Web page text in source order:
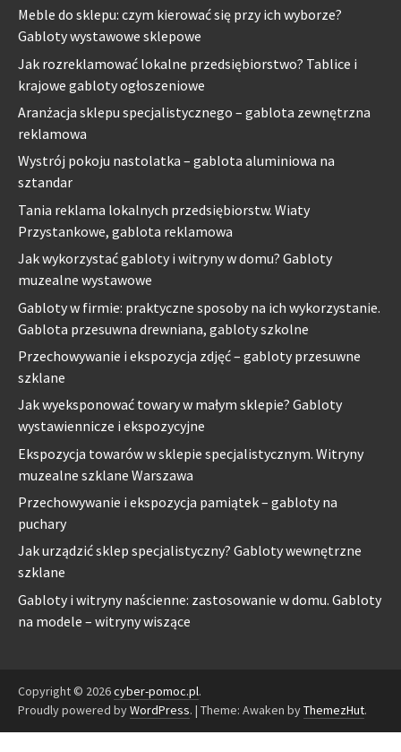
Meble do sklepu: czym kierować się przy ich wyborze?
Gabloty wystawowe sklepowe
Jak rozreklamować lokalne przedsiębiorstwo? Tablice i
krajowe gabloty ogłoszeniowe
Aranżacja sklepu specjalistycznego – gablota zewnętrzna
reklamowa
Wystrój pokoju nastolatka – gablota aluminiowa na
sztandar
Tania reklama lokalnych przedsiębiorstw. Wiaty
Przystankowe, gablota reklamowa
Jak wykorzystać gabloty i witryny w domu? Gabloty
muzealne wystawowe
Gabloty w firmie: praktyczne sposoby na ich wykorzystanie.
Gablota przesuwna drewniana, gabloty szkolne
Przechowywanie i ekspozycja zdjęć – gabloty przesuwne
szklane
Jak wyeksponować towary w małym sklepie? Gabloty
wystawiennicze i ekspozycyjne
Ekspozycja towarów w sklepie specjalistycznym. Witryny
muzealne szklane Warszawa
Przechowywanie i ekspozycja pamiątek – gabloty na
puchary
Jak urządzić sklep specjalistyczny? Gabloty wewnętrzne
szklane
Gabloty i witryny naścienne: zastosowanie w domu. Gabloty
na modele – witryny wiszące
Copyright © 2026cyber-pomoc.pl.
Proudly powered byWordPress. | Theme: Awaken byThemezHut.